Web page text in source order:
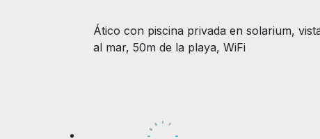
Ático con piscina privada en solarium,
al mar, 50m de la playa, WiFi